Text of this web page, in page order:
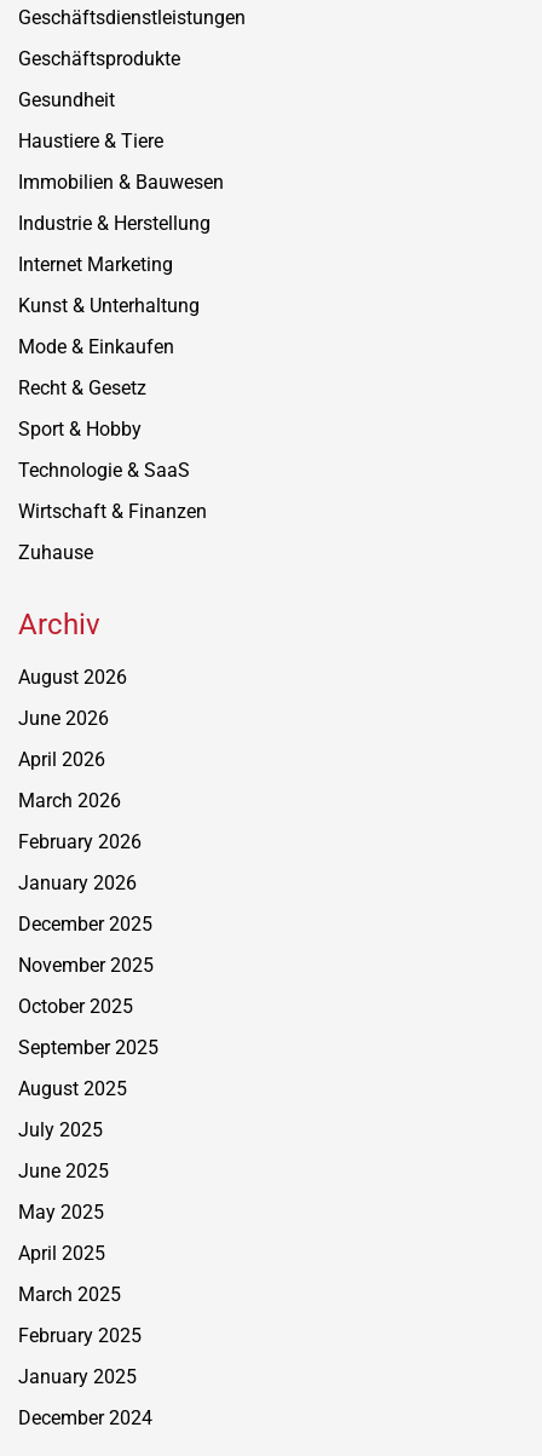
Geschäftsdienstleistungen
Geschäftsprodukte
Gesundheit
Haustiere & Tiere
Immobilien & Bauwesen
Industrie & Herstellung
Internet Marketing
Kunst & Unterhaltung
Mode & Einkaufen
Recht & Gesetz
Sport & Hobby
Technologie & SaaS
Wirtschaft & Finanzen
Zuhause
Archiv
August 2026
June 2026
April 2026
March 2026
February 2026
January 2026
December 2025
November 2025
October 2025
September 2025
August 2025
July 2025
June 2025
May 2025
April 2025
March 2025
February 2025
January 2025
December 2024